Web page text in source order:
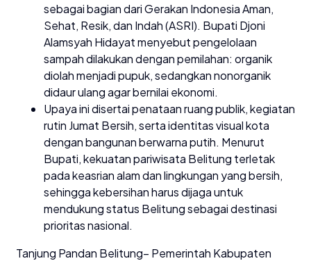
sebagai bagian dari Gerakan Indonesia Aman,
Sehat, Resik, dan Indah (ASRI). Bupati Djoni
Alamsyah Hidayat menyebut pengelolaan
sampah dilakukan dengan pemilahan: organik
diolah menjadi pupuk, sedangkan nonorganik
didaur ulang agar bernilai ekonomi.
Upaya ini disertai penataan ruang publik, kegiatan
rutin Jumat Bersih, serta identitas visual kota
dengan bangunan berwarna putih. Menurut
Bupati, kekuatan pariwisata Belitung terletak
pada keasrian alam dan lingkungan yang bersih,
sehingga kebersihan harus dijaga untuk
mendukung status Belitung sebagai destinasi
prioritas nasional.
Tanjung Pandan Belitung– Pemerintah Kabupaten